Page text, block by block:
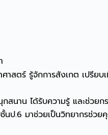
าสตร์ รู้จักการสังเกต เปรี
าน ได้รับความรู้ และช่วยก
ป.6 มาช่วยเป็นวิทยากรช่ว